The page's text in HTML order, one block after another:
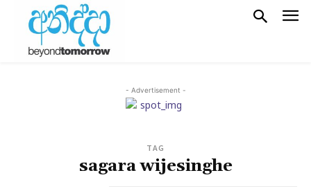
- Advertisement -
TAG
sagara wijesinghe